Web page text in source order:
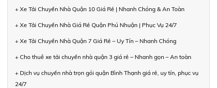
+ Xe Tải Chuyển Nhà Quận 10 Giá Rẻ | Nhanh Chóng & An Toàn
+ Xe Tải Chuyển Nhà Giá Rẻ Quận Phú Nhuận | Phục Vụ 24/7
+ Xe Tải Chuyển Nhà Quận 7 Giá Rẻ – Uy Tín – Nhanh Chóng
+ Cho thuê xe tải chuyển nhà quận 3 giá rẻ – Nhanh gọn – An toàn
+ Dịch vụ chuyển nhà trọn gói quận Bình Thạnh giá rẻ, uy tín, phục vụ
24/7